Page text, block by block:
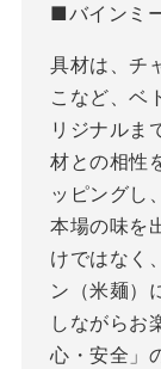
■バインミ
具材は、チ
こなど、ベ
リジナルま
材との相性
ッピングし
本場の味を
けではなく
ン（米麺）
しながらお
心・安全」